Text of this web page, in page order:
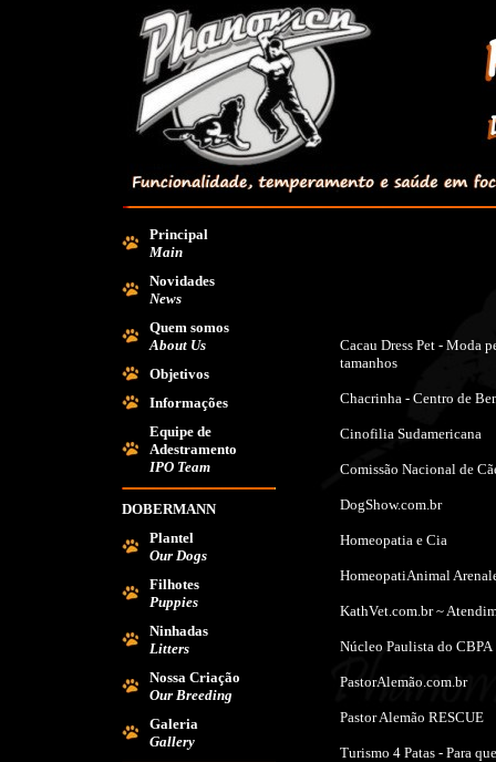
Principal
Main
Novidades
News
Quem somos
About Us
Objetivos
Informações
Equipe de
Adestramento
IPO Team
DOBERMANN
Plantel
Our Dogs
Filhotes
Puppies
Ninhadas
Litters
Nossa Criação
Our Breeding
Galeria
Gallery
Cacau Dress Pet - Moda
tamanhos
Chacrinha - Centro de
Cinofilia Sudamericana
Comissão Nacional de
DogShow.com.br
Homeopatia e Cia
HomeopatiAnimal
KathVet.com.br ~
Núcleo Paulista do CBPA
PastorAlemão.com.br
Pastor Alemão RESCUE
Turismo 4 Patas - Para